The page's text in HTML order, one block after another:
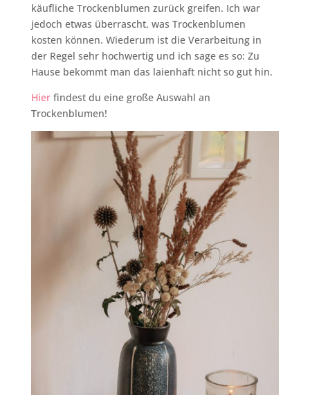
käufliche Trockenblumen zurück greifen. Ich war
jedoch etwas überrascht, was Trockenblumen
kosten können. Wiederum ist die Verarbeitung in
der Regel sehr hochwertig und ich sage es so: Zu
Hause bekommt man das laienhaft nicht so gut hin.
Hierfindest du eine große Auswahl an
Trockenblumen!